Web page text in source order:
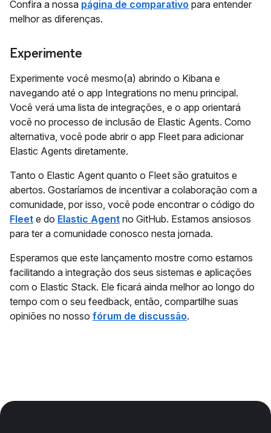
Confira a nossa página de comparativo para entender
melhor as diferenças.
Experimente
Experimente você mesmo(a) abrindo o Kibana e
navegando até o app Integrations no menu principal.
Você verá uma lista de integrações, e o app orientará
você no processo de inclusão de Elastic Agents. Como
alternativa, você pode abrir o app Fleet para adicionar
Elastic Agents diretamente.
Tanto o Elastic Agent quanto o Fleet são gratuitos e
abertos. Gostaríamos de incentivar a colaboração com a
comunidade, por isso, você pode encontrar o código do
Fleet e do Elastic Agent no GitHub. Estamos ansiosos
para ter a comunidade conosco nesta jornada.
Esperamos que este lançamento mostre como estamos
facilitando a integração dos seus sistemas e aplicações
com o Elastic Stack. Ele ficará ainda melhor ao longo do
tempo com o seu feedback, então, compartilhe suas
opiniões no nosso fórum de discussão.